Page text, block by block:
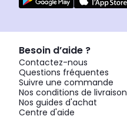
Besoin d’aide ?
Contactez-nous
Questions fréquentes
Suivre une commande
Nos conditions de livraison
Nos guides d'achat
Centre d'aide